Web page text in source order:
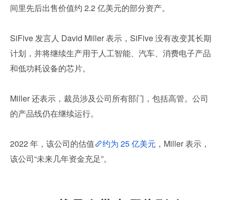
间里先后出售价值约 2.2 亿美元的部分资产。
SiFive 发言人 David Miller 表示，SiFive 没有改变其长期
计划，并将继续生产用于人工智能、汽车、消费电子产品
和低功耗设备的芯片。
Miller 还表示，裁员涉及公司所有部门，包括高管。公司
的产品线仍在继续运行。
2022 年，该公司的估值 约为 25 亿美元 ，Miller 表示，
该公司“未来几年资金充足”。